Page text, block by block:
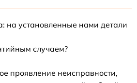
на установленные нами детали
случаем?
проявление неисправности,